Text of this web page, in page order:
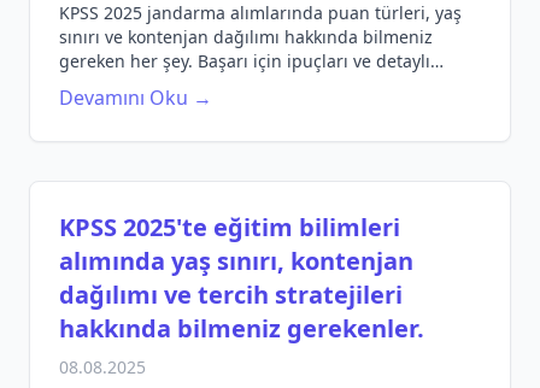
KPSS 2025 jandarma alımlarında puan türleri, yaş
sınırı ve kontenjan dağılımı hakkında bilmeniz
gereken her şey. Başarı için ipuçları ve detaylı
bilgiler.
Devamını Oku →
KPSS 2025'te eğitim bilimleri
alımında yaş sınırı, kontenjan
dağılımı ve tercih stratejileri
hakkında bilmeniz gerekenler.
08.08.2025